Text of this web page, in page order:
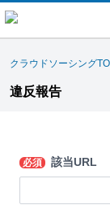
クラウドソーシング
違反報告
必須 該当URL